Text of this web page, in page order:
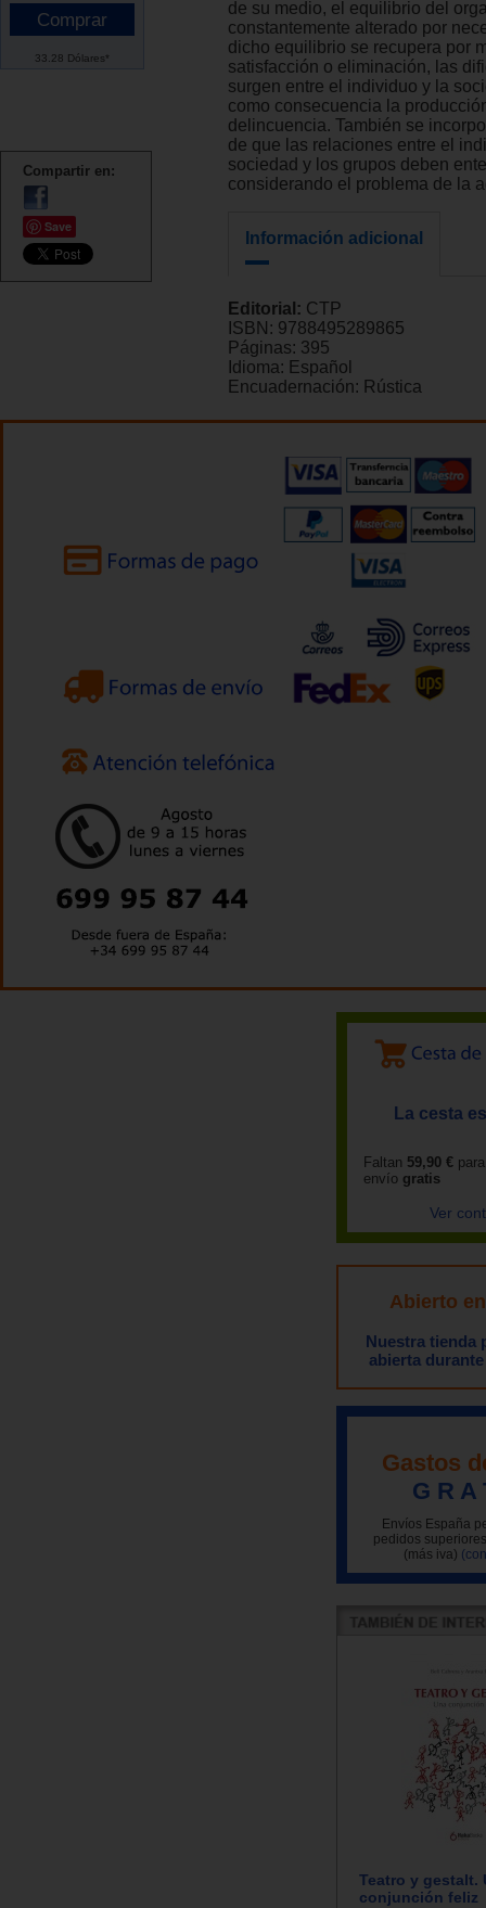
33.28 Dólares*
Compartir en:
Save
de su medio, el equilibrio del
constantemente alterado por
dicho equilibrio se recupera por
satisfacción o eliminación, las
surgen entre el individuo y la
como consecuencia la
delincuencia. También se
de que las relaciones entre el
sociedad y los grupos deben
considerando el problema de la
Información adicional
Editorial: CTP
ISBN: 9788495289865
Páginas: 395
Idioma: Español
Encuadernación: Rústica
La cesta
Faltan 59,90 €
envío gratis
Ver
Abierto
Nuestra tienda
abierta
Gastos
G R A
Envíos España
pedidos
(más iva)
Teatro y gestalt.
conjunción feliz